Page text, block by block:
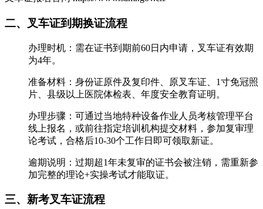
二、叉车证到期换证流程
‌办理时机‌：需在证书到期前60日内申请，叉车证有效期
为4年。
‌准备材料‌：身份证原件及复印件、原叉车证、1寸免冠照
片、县级以上医院体检表、年度安全教育证明。
‌办理步骤‌：可通过当地特种设备作业人员考核管理平台
线上报名，或前往指定培训机构提交材料，参加复审理
论考试，合格后10-30个工作日即可领取新证。
‌逾期说明‌：过期超1年未复审的证书会被注销，需重新参
加完整的理论+实操考试才能取证。
三、新考叉车证流程